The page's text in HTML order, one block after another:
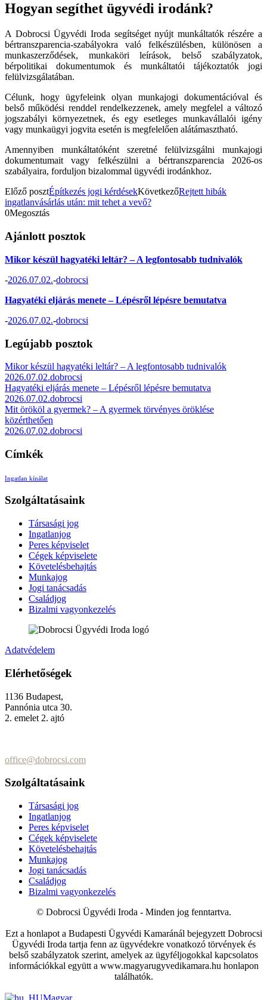
Hogyan segíthet ügyvédi irodánk?
A Dobrocsi Ügyvédi Iroda segítséget nyújt munkáltatók részére a
bértranszparencia-szabályokra való felkészülésben, különösen a
munkaszerződések, munkaköri leírások, belső szabályzatok,
bérpolitikai dokumentumok és munkáltatói tájékoztatók jogi
felülvizsgálatában.
Célunk, hogy ügyfeleink olyan munkajogi dokumentációval és
belső működési renddel rendelkezzenek, amely megfelel a változó
jogszabályi környezetnek, és egy esetleges munkavállalói igény
vagy munkaügyi jogvita esetén is megfelelően alátámasztható.
Amennyiben munkáltatóként szeretné felülvizsgálni munkajogi
dokumentumait vagy felkészülni a bértranszparencia 2026-os
szabályaira, forduljon bizalommal ügyvédi irodánkhoz.
Előző posztÉpítkezés jogi kérdésekKövetkezőRejtett hibák
ingatlanvásárlás után: mit tehet a vevő?
0Megosztás
Ajánlott posztok
Mikor készül hagyatéki leltár? – A legfontosabb tudnivalók
-2026.07.02.-dobrocsi
Hagyatéki eljárás menete – Lépésről lépésre bemutatva
-2026.07.02.-dobrocsi
Legújabb posztok
Mikor készül hagyatéki leltár? – A legfontosabb tudnivalók
2026.07.02.dobrocsi
Hagyatéki eljárás menete – Lépésről lépésre bemutatva
2026.07.02.dobrocsi
Mit örököl a gyermek? – A gyermek törvényes öröklése
közérthetően
2026.07.02.dobrocsi
Címkék
Ingatlan kínálat
Szolgáltatásaink
Társasági jog
Ingatlanjog
Peres képviselet
Cégek képviselete
Követelésbehajtás
Munkajog
Jogi tanácsadás
Családjog
Bizalmi vagyonkezelés
Adatvédelem
Elérhetőségek
1136 Budapest,
Pannónia utca 30.
2. emelet 2. ajtó
office@dobrocsi.com
Szolgáltatásaink
Társasági jog
Ingatlanjog
Peres képviselet
Cégek képviselete
Követelésbehajtás
Munkajog
Jogi tanácsadás
Családjog
Bizalmi vagyonkezelés
© Dobrocsi Ügyvédi Iroda - Minden jog fenntartva.
Ezt a honlapot a Budapesti Ügyvédi Kamaránál bejegyzett Dobrocsi
Ügyvédi Iroda tartja fenn az ügyvédekre vonatkozó törvények és
belső szabályzatok szerint, amelyek az ügyféljogokkal kapcsolatos
információkkal együtt a www.magyarugyvedikamara.hu honlapon
találhatók.
Magyar